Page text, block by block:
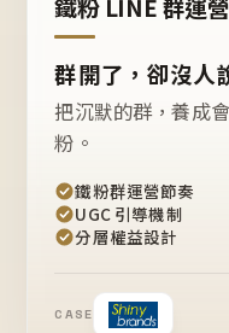
群開了，卻沒人
把沉默的群，養成
粉。
鐵粉群運營節奏
UGC 引導機制
分層權益設計
CASE